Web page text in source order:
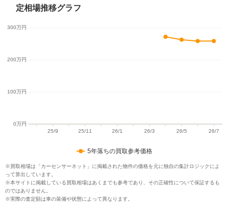
定相場推移グラフ
5年落ちの買取参考価格
※買取相場は「カーセンサーネット」に掲載された物件の価格を元に独自の集計ロジックによ
って算出しています。
※本サイトに掲載している買取相場はあくまでも参考であり、その正確性について保証するも
のではありません。
※実際の査定額は車の装備や状態によって異なります。